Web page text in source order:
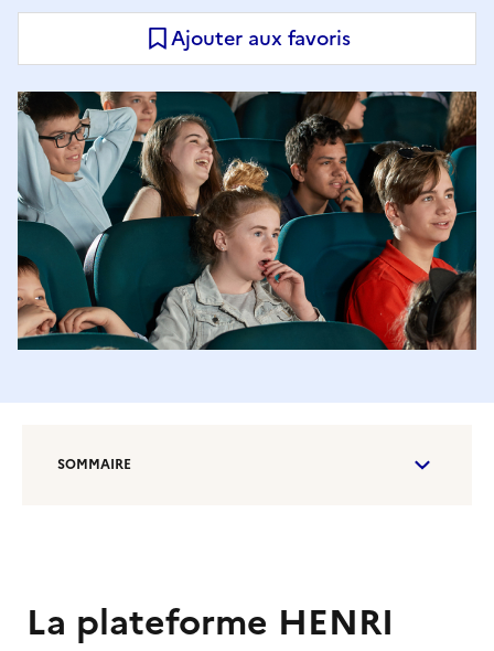
Ajouter aux favoris
SOMMAIRE
La plateforme HENRI